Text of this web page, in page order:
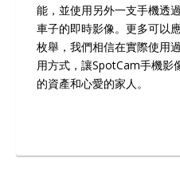
能，並使用另外一支手機透
車子的即時影像。更多可以
枚舉，我們相信在實際使用
用方式，讓SpotCam手機影
的資產和心愛的家人。